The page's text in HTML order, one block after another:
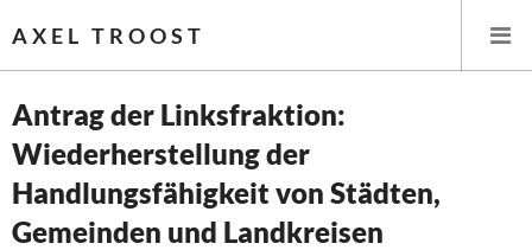
AXEL TROOST
Startseite
Themen
Antrag der Linksfraktion:
Wiederherstellung der
Handlungsfähigkeit von Städten,
Gemeinden und Landkreisen